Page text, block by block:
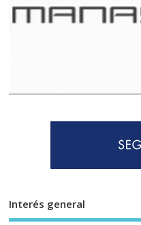
Interés general